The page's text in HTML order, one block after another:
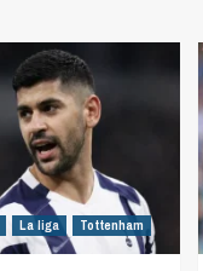
La liga Tottenham